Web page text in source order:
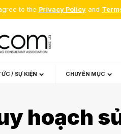
to the Privacy Policy and
/ SỰ KIỆN CHUYÊN MỤC
hoạch